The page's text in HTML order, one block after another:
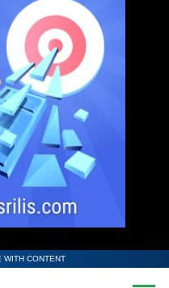
WITH CONTENT